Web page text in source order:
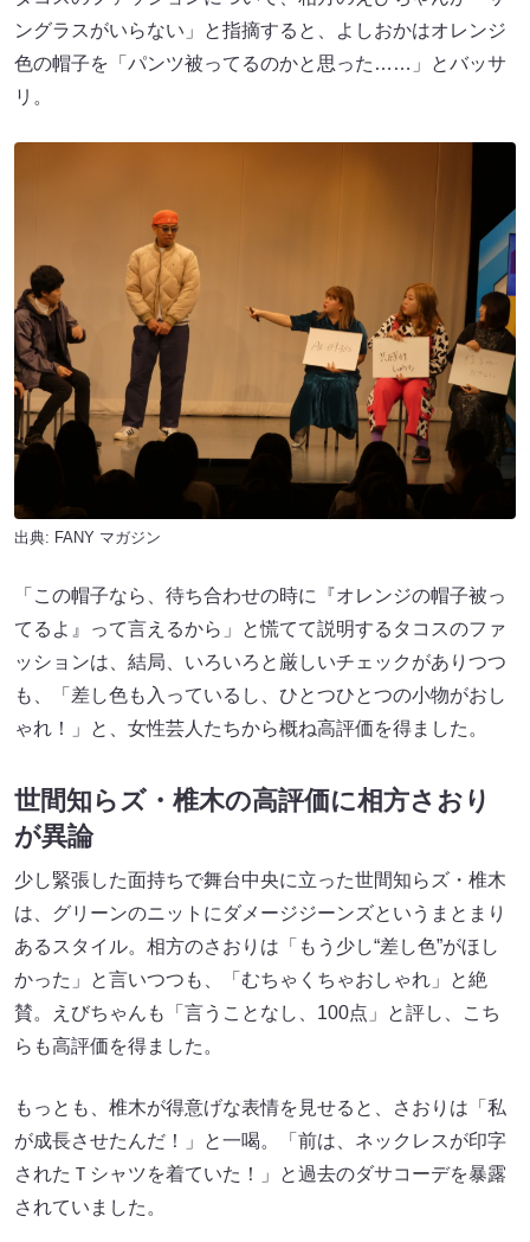
ングラスがいらない」と指摘すると、よしおかはオレンジ
色の帽子を「パンツ被ってるのかと思った……」とバッサ
リ。
出典: FANY マガジン
「この帽子なら、待ち合わせの時に『オレンジの帽子被っ
てるよ』って言えるから」と慌てて説明するタコスのファ
ッションは、結局、いろいろと厳しいチェックがありつつ
も、「差し色も入っているし、ひとつひとつの小物がおし
ゃれ！」と、女性芸人たちから概ね高評価を得ました。
世間知らズ・椎木の高評価に相方さおり
が異論
少し緊張した面持ちで舞台中央に立った世間知らズ・椎木
は、グリーンのニットにダメージジーンズというまとまり
あるスタイル。相方のさおりは「もう少し“差し色”がほし
かった」と言いつつも、「むちゃくちゃおしゃれ」と絶
賛。えびちゃんも「言うことなし、100点」と評し、こち
らも高評価を得ました。
もっとも、椎木が得意げな表情を見せると、さおりは「私
が成長させたんだ！」と一喝。「前は、ネックレスが印字
されたＴシャツを着ていた！」と過去のダサコーデを暴露
されていました。